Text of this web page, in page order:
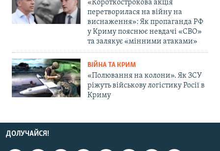
«Короткострокова акція
перетворилася на війну на
виснаження»: Як пропаганда РФ
у Криму пояснює невдачі «СВО»
та залякує «мінними атаками»
ВІЙНА ТА КРИМ
«Полювання на колони». Як ЗСУ
ріжуть військову логістику Росії в
Криму
ДОЛУЧАЙСЯ!